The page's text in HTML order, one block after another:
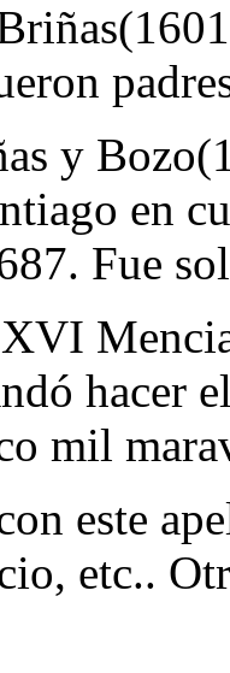
y
en
Fue
hacer
mil
este
etc..